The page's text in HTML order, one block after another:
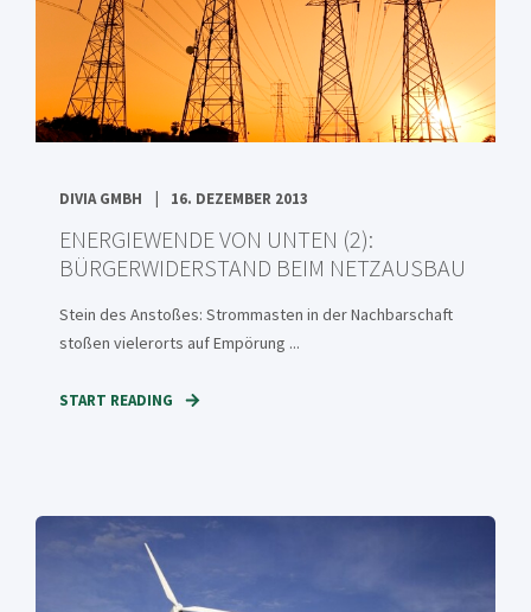
DIVIA GMBH 16. DEZEMBER 2013
ENERGIEWENDE VON UNTEN (2):
BÜRGERWIDERSTAND BEIM NETZAUSBAU
Stein des Anstoßes: Strommasten in der Nachbarschaft
stoßen vielerorts auf Empörung ...
START READING